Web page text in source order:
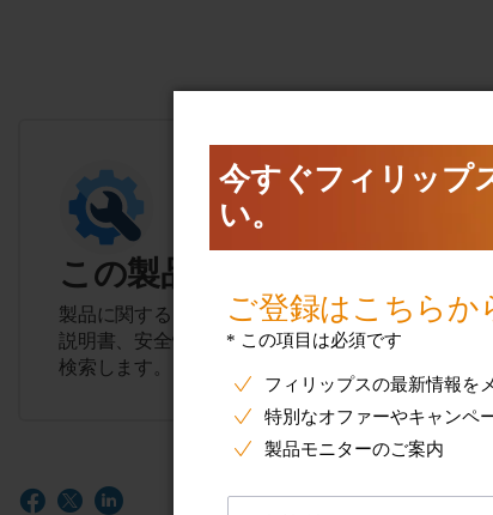
この製品に関するサポート
製品に関するヒント、よくある質問（FAQ）、取扱
説明書、安全性とコンプライアンスに関する情報を
検索します。